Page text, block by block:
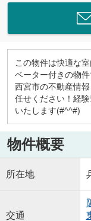
この物件は快適な
ベーター付きの物
西宮市の不動産情
任せください！経
いたします(#^^#)
物件概要
所在地
交通